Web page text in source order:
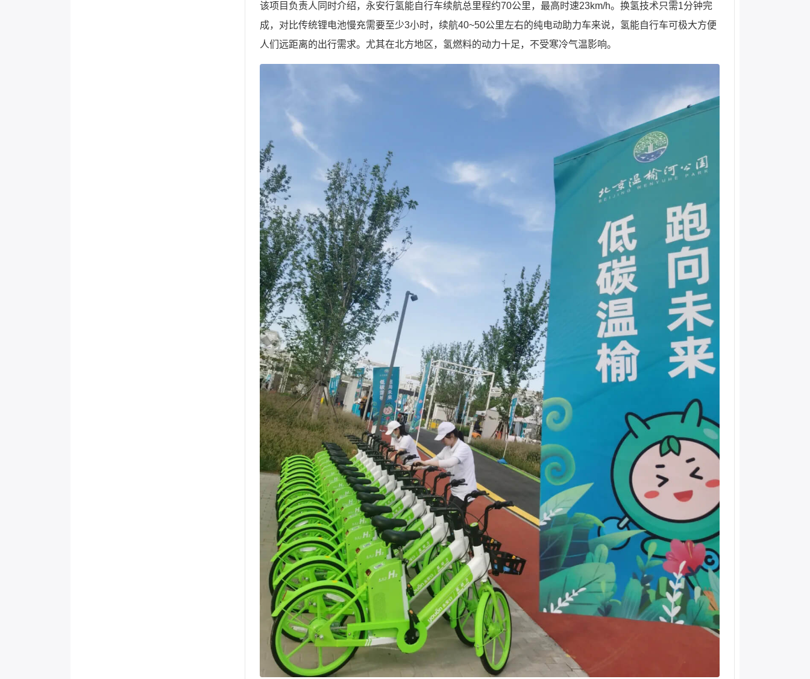
该项目负责人同时介绍，永安行氢能自行车续航总里程约70公里，最高时速23km/h。换氢技术只需1分钟完
成，对比传统锂电池慢充需要至少3小时，续航40~50公里左右的纯电动助力车来说，氢能自行车可极大方便
人们远距离的出行需求。尤其在北方地区，氢燃料的动力十足，不受寒冷气温影响。